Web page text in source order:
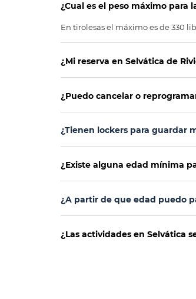
¿Cual es el peso máximo para
En tirolesas el máximo es de 330
¿Mi reserva en Selvática de
¿Puedo cancelar o
¿Tienen lockers para guardar
¿Existe alguna edad mínima
¿A partir de que edad puedo
¿Las actividades en Selvática